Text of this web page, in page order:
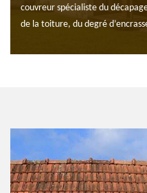
couvreur spécialiste du
de la toiture, du degré